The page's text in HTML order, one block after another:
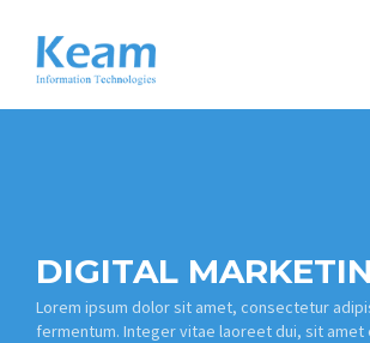
DIGITAL
Lorem ipsum dolor sit amet, consectetur
fermentum. Integer vitae laoreet dui, sit amet